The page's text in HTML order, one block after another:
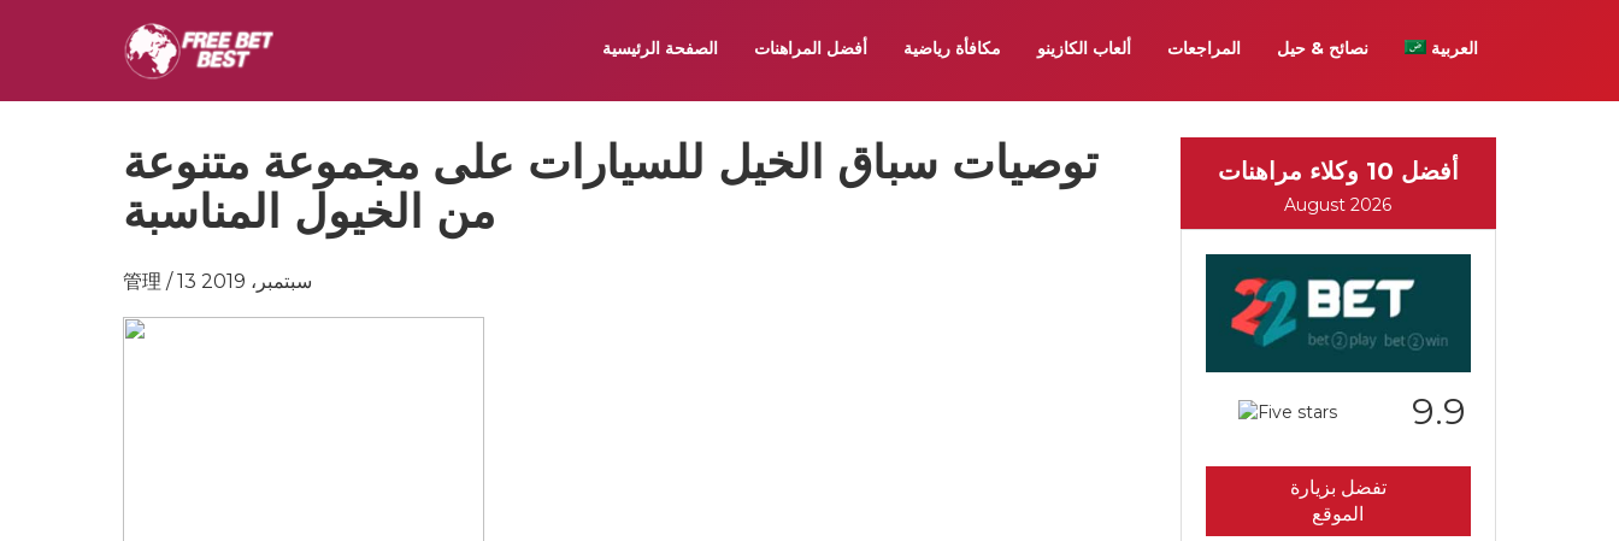
الصفحة الرئيسية أفضل المراهنات مكافأة رياضية ألعاب الكازينو المراجعات نصائح & حيل العربية
توصيات سباق الخيل للسيارات على مجموعة متنوعة
من الخيول المناسبة
管理 / 13 سبتمبر، 2019
أفضل 10 وكلاء مراهنات
August 2026
9.9
تفضل بزيارة
الموقع